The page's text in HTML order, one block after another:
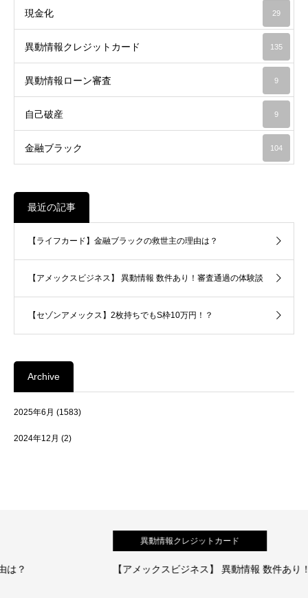
現金化 29
異動情報クレジットカード 135
異動情報ローン審査 9
自己破産 9
金融ブラック 104
最近の記事
【ライフカード】金融ブラックの救世主の理由は？
【アメックスビジネス】 異動情報 数件あり！審査通過の体験談
【セゾンアメックス】2枚持ちでもS枠10万円！？
Archive
2025年6月 (1583)
2024年12月 (2)
異動情報クレジットカード
【アメックスビジネス】 異動情報 数件あり！審査通過の体験談